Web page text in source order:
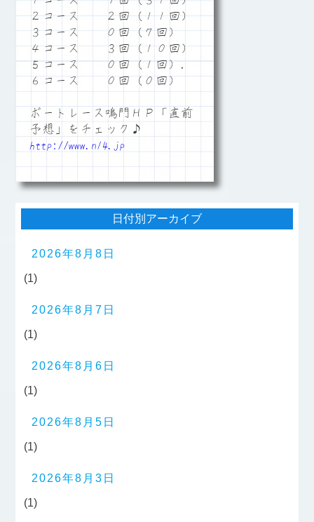
２コース ２回（１１回）
３コース ０回（７回）
４コース ３回（１０回）
５コース ０回（１回）.
６コース ０回（０回）
ボートレース鳴門ＨＰ「直前
予想」をチェック♪
http://www.n14.jp
日付別アーカイブ
2026年8月8日
(1)
2026年8月7日
(1)
2026年8月6日
(1)
2026年8月5日
(1)
2026年8月3日
(1)